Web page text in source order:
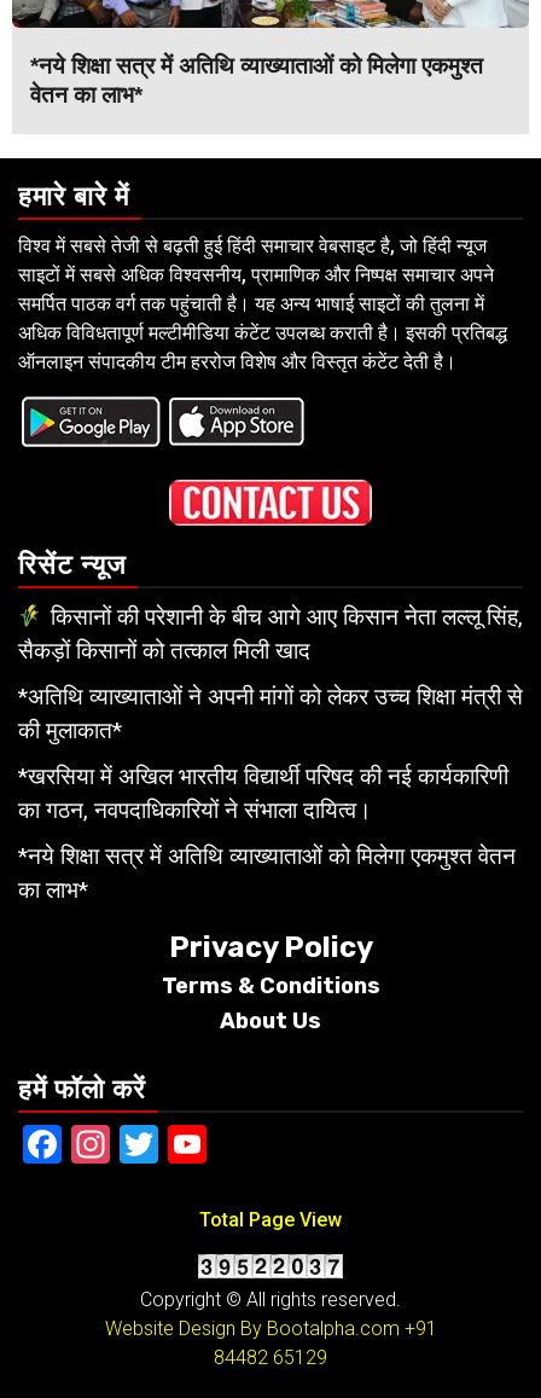
*नये शिक्षा सत्र में अतिथि व्याख्याताओं को मिलेगा एकमुश्त
वेतन का लाभ*
हमारे बारे में
विश्व में सबसे तेजी से बढ़ती हुई हिंदी समाचार वेबसाइट है, जो हिंदी न्यूज
साइटों में सबसे अधिक विश्वसनीय, प्रामाणिक और निष्पक्ष समाचार अपने
समर्पित पाठक वर्ग तक पहुंचाती है। यह अन्य भाषाई साइटों की तुलना में
अधिक विविधतापूर्ण मल्टीमीडिया कंटेंट उपलब्ध कराती है। इसकी प्रतिबद्ध
ऑनलाइन संपादकीय टीम हररोज विशेष और विस्तृत कंटेंट देती है।
रिसेंट न्यूज
किसानों की परेशानी के बीच आगे आए किसान नेता लल्लू सिंह,
सैकड़ों किसानों को तत्काल मिली खाद
*अतिथि व्याख्याताओं ने अपनी मांगों को लेकर उच्च शिक्षा मंत्री से
की मुलाकात*
*खरसिया में अखिल भारतीय विद्यार्थी परिषद की नई कार्यकारिणी
का गठन, नवपदाधिकारियों ने संभाला दायित्व।
*नये शिक्षा सत्र में अतिथि व्याख्याताओं को मिलेगा एकमुश्त वेतन
का लाभ*
Privacy Policy
Terms & Conditions
About Us
हमें फॉलो करें
Facebook
Instagram
Twitter
Total Page View
Copyright © All rights reserved.
Website Design By Bootalpha.com +91
84482 65129